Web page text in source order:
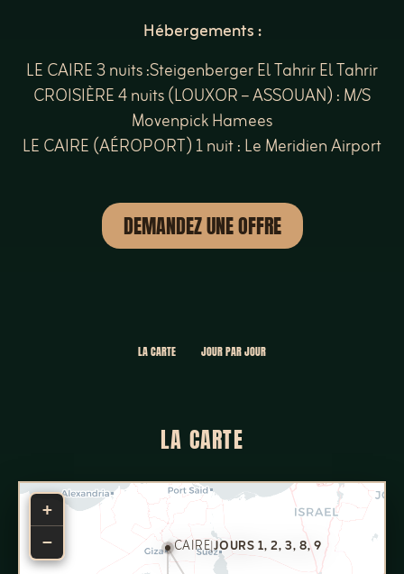
Hébergements :
LE CAIRE 3 nuits :Steigenberger El Tahrir El Tahrir
CROISIÈRE 4 nuits (LOUXOR – ASSOUAN) : M/S
Movenpick Hamees
LE CAIRE (AÉROPORT) 1 nuit : Le Meridien Airport
DEMANDEZ UNE OFFRE
LA CARTE JOUR PAR JOUR
LA CARTE
CAIRE|JOURS 1, 2, 3, 8, 9
+
−